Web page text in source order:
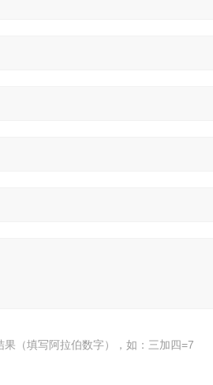
果（填写阿拉伯数字），如：三加四=7